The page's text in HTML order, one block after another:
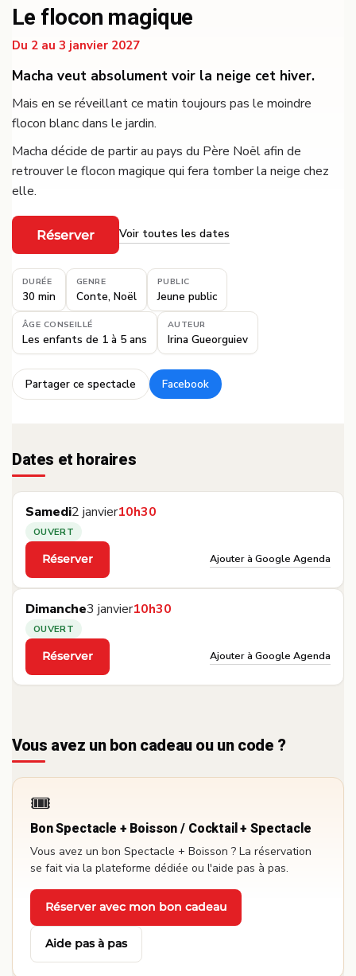
Le flocon magique
Du 2 au 3 janvier 2027
Macha veut absolument voir la neige cet hiver.
Mais en se réveillant ce matin toujours pas le moindre
flocon blanc dans le jardin.
Macha décide de partir au pays du Père Noël afin de
retrouver le flocon magique qui fera tomber la neige chez
elle.
Réserver Voir toutes les dates
DURÉE
30 min
GENRE
Conte, Noël
PUBLIC
Jeune public
ÂGE CONSEILLÉ
Les enfants de 1 à 5 ans
AUTEUR
Irina Gueorguiev
Partager ce spectacle
·
Facebook
Dates et horaires
Samedi2 janvier10h30
OUVERT
Réserver
·
Ajouter à Google Agenda
Dimanche3 janvier10h30
OUVERT
Réserver
·
Ajouter à Google Agenda
Vous avez un bon cadeau ou un code ?
🎟️
Bon Spectacle + Boisson / Cocktail + Spectacle
Vous avez un bon Spectacle + Boisson ? La réservation
se fait via la plateforme dédiée ou l'aide pas à pas.
Réserver avec mon bon cadeau
· Aide pas à pas